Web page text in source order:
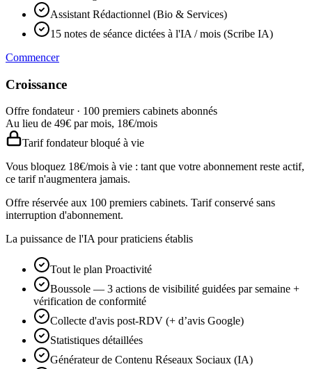
Assistant Rédactionnel (Bio & Services)
15 notes de séance dictées à l'IA / mois (Scribe IA)
Commencer
Croissance
Offre fondateur · 100 premiers cabinets abonnés
Au lieu de 49€ par mois, 18€/mois
Tarif fondateur bloqué à vie
Vous bloquez 18€/mois à vie : tant que votre abonnement reste actif,
ce tarif n'augmentera jamais.
Offre réservée aux 100 premiers cabinets. Tarif conservé sans
interruption d'abonnement.
La puissance de l'IA pour praticiens établis
Tout le plan Proactivité
Boussole — 3 actions de visibilité guidées par semaine +
vérification de conformité
Collecte d'avis post-RDV (+ d’avis Google)
Statistiques détaillées
Générateur de Contenu Réseaux Sociaux (IA)